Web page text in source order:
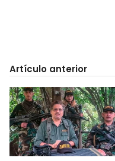
Artículo anterior